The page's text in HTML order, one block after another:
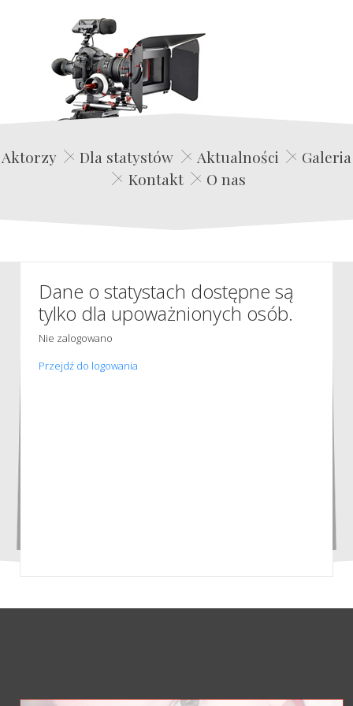
Edwin Film Agencja Aktorska
Aktorzy Dla statystów Aktualności
Galeria
Kontakt
O nas
Dane o statystach dostępne są
tylko dla upoważnionych osób.
Nie zalogowano
Przejdź do logowania